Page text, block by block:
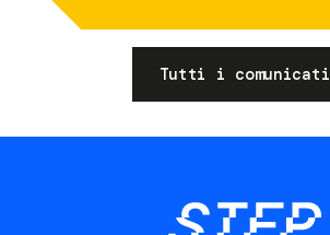
Tutti i comunicati